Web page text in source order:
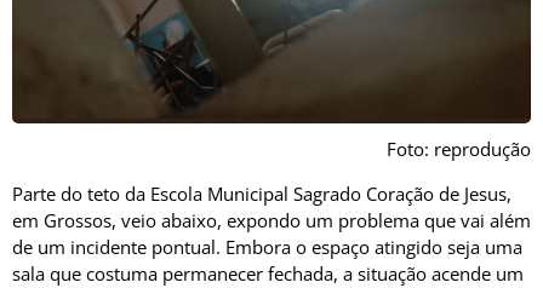
Foto: reprodução
Parte do teto da Escola Municipal Sagrado Coração de Jesus,
em Grossos, veio abaixo, expondo um problema que vai além
de um incidente pontual. Embora o espaço atingido seja uma
sala que costuma permanecer fechada, a situação acende um